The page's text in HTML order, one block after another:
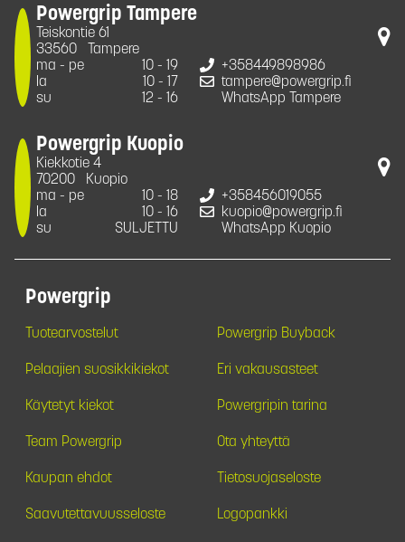
Powergrip Tampere
Teiskontie 61
33560
Tampere
ma - pe
10 - 19
la
10 - 17
su
12 - 16
+358449898986
tampere@powergrip.fi
WhatsApp Tampere
Powergrip Kuopio
Kiekkotie 4
70200
Kuopio
ma - pe
10 - 18
la
10 - 16
su
SULJETTU
+358456019055
kuopio@powergrip.fi
WhatsApp Kuopio
Powergrip
Tuotearvostelut Powergrip Buyback
Pelaajien suosikkikiekot Eri vakausasteet
Käytetyt kiekot Powergripin tarina
Team Powergrip Ota yhteyttä
Kaupan ehdot Tietosuojaseloste
Saavutettavuusseloste Logopankki